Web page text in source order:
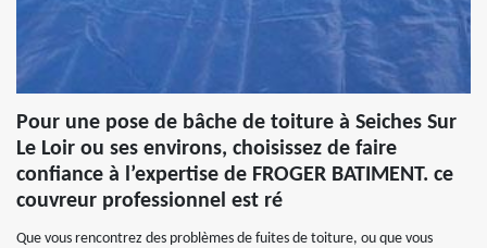
Pour une pose de bâche de toiture à Seiches Sur
Le Loir ou ses environs, choisissez de faire
confiance à l’expertise de FROGER BATIMENT. ce
couvreur professionnel est ré
Que vous rencontrez des problèmes de fuites de toiture, ou que vous